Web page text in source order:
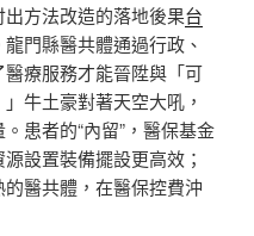
出方法改造的落地後果台
龍門縣醫共體通過行政、
療服務才能晉陞與「可
牛土豪對著天空大吼，
患者的“內留”，醫保基金
設置裝備擺設更高效；
醫共體，在醫保控費沖